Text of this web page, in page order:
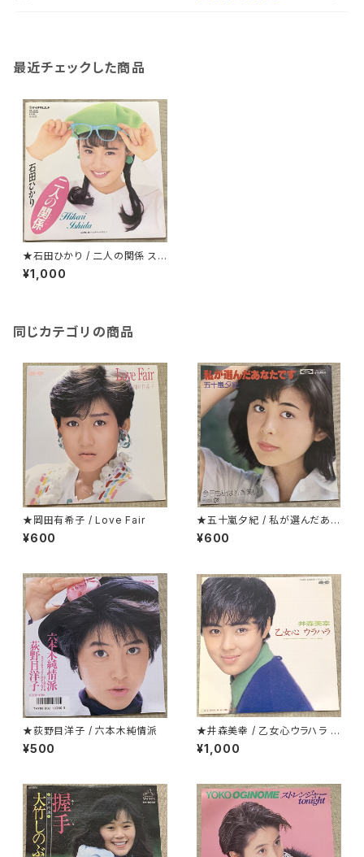
最近チェックした商品
★石田ひかり / 二人の関係 ステ
ッカー付
¥1,000
同じカテゴリの商品
★岡田有希子 / Love Fair
¥600
★五十嵐夕紀 / 私が選んだあな
たです
¥600
★荻野目洋子 / 六本木純情派
¥500
★井森美幸 / 乙女心ウラハラ プ
ロモ
¥1,000